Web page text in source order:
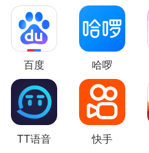
百度 哈啰
TT语音 快手